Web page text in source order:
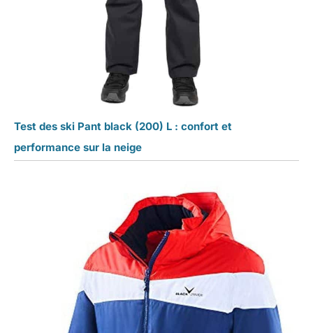
Test des ski Pant black (200) L : confort et
performance sur la neige